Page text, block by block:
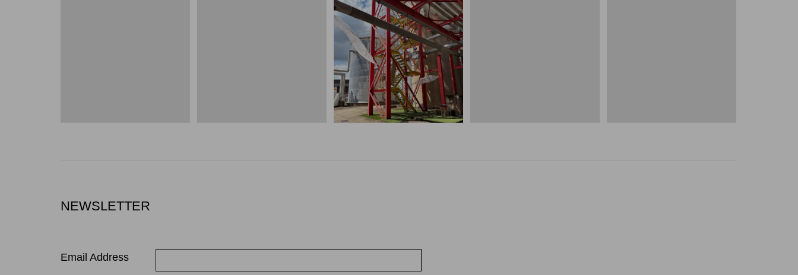
NEWSLETTER
Email Address